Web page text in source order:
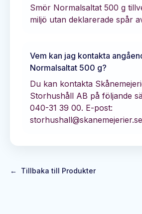
Smör Normalsaltat 500 g
miljö utan deklarerade spår
Vem kan jag kontakta
Normalsaltat 500 g?
Du kan kontakta
Storhushåll AB på följande
040-31 39 00. E-post:
← Tillbaka till Produkter